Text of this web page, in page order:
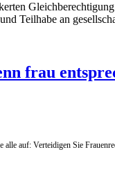
Teilhabe an
frau
alle auf: Verteidigen Sie